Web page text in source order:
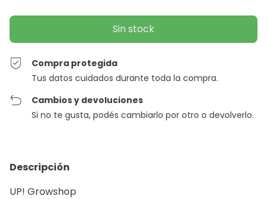
Compra protegida
Tus datos cuidados durante toda la compra.
Cambios y devoluciones
Si no te gusta, podés cambiarlo por otro o devolverlo.
Descripción
UP! Growshop